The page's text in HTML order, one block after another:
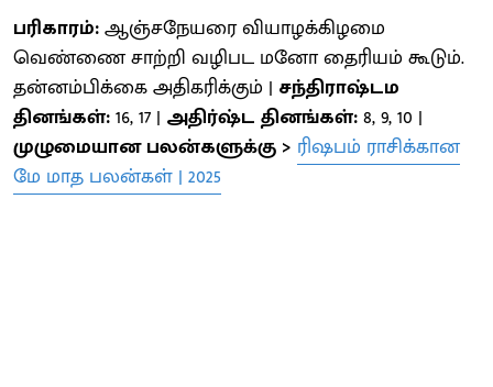
பரிகாரம்:ஆஞ்சநேயரை வியாழக்கிழமை
வெண்ணை சாற்றி வழிபட மனோ தைரியம் கூடும்.
தன்னம்பிக்கை அதிகரிக்கும் | சந்திராஷ்டம
தினங்கள்:16, 17 | அதிர்ஷ்ட தினங்கள்:8, 9, 10 |
முழுமையான பலன்களுக்கு > ரிஷபம் ராசிக்கான
மே மாத பலன்கள் | 2025